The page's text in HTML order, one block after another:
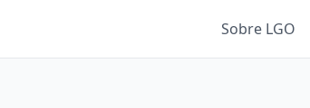
Sobre LGO